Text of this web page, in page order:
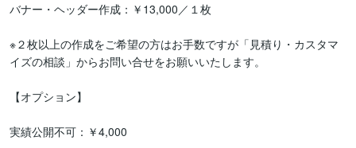
バナー・ヘッダー作成：￥13,000／１枚
※２枚以上の作成をご希望の方はお手数ですが「見積り・カスタマ
イズの相談」からお問い合せをお願いいたします。
【オプション】
実績公開不可：￥4,000